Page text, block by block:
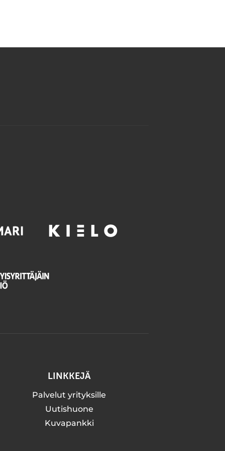
LINKKEJÄ
Palvelut yrityksille
Uutishuone
Kuvapankki